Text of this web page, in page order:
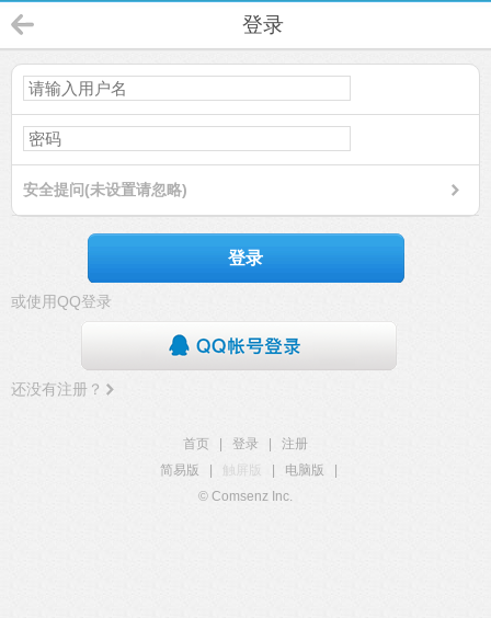
登录
安全提问(未设置请忽略)
登录
或使用QQ登录
还没有注册？
首页 登录
注册
简易版
触屏版 电脑版
© Comsenz Inc.